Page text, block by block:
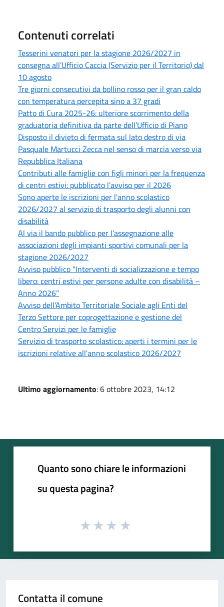
Contenuti correlati
Tesserini venatori per la stagione 2026/2027 in
consegna all’Ufficio Caccia (Servizio per il Territorio) dal
10 agosto
Tre giorni consecutivi da bollino rosso per il gran caldo
con temperatura percepita sino a 37 gradi
Patto di Cura 2025-26: ulteriore scorrimento della
graduatoria definitiva da parte dell’Ufficio di Piano
Disposto il divieto di fermata sul lato destro di via
Pasquale Martucci Zecca nel senso di marcia verso via
Repubblica Italiana
Contributi alle famiglie con figli minori per la frequenza
di centri estivi: pubblicato l’avviso per il 2026
Sono aperte le iscrizioni per l'anno scolastico
2026/2027 al servizio di trasporto degli alunni con
disabilità
Al via il bando pubblico per l’assegnazione alle
associazioni degli impianti sportivi comunali per la
stagione 2026/2027
Avviso pubblico "Interventi di socializzazione e tempo
libero: centri estivi per persone adulte con disabilità –
Anno 2026”
Avviso dell'Ambito Territoriale Sociale agli Enti del
Terzo Settore per coprogettazione e gestione del
Centro Servizi per le famiglie
Servizio di trasporto scolastico: aperti i termini per le
iscrizioni relative all'anno scolastico 2026/2027
Ultimo aggiornamento: 6 ottobre 2023, 14:12
Quanto sono chiare le informazioni
su questa pagina?
Contatta il comune